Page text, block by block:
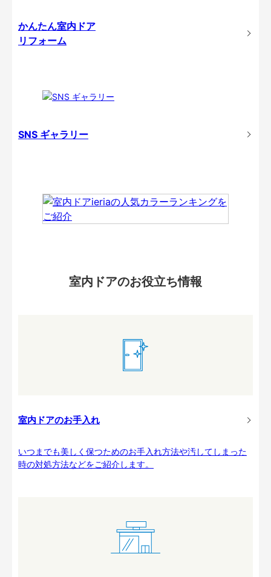
かんたん室内ドア
リフォーム
SNS ギャラリー
室内ドアのお役立ち情報
室内ドアのお手入れ
いつまでも美しく保つためのお手入れ方法や汚してしまった
時の対処方法などをご紹介します。